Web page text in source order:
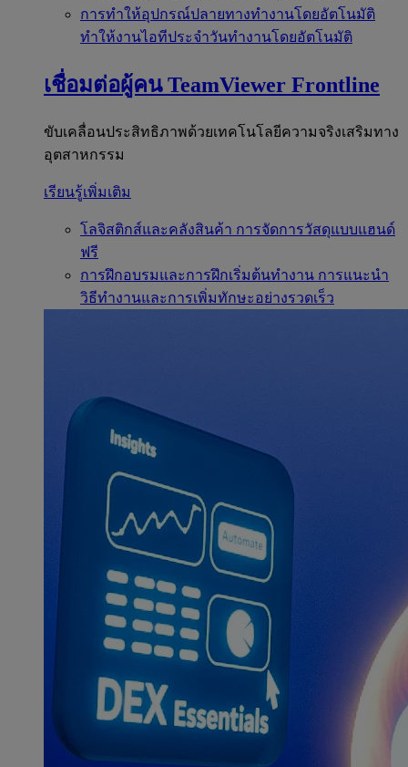
การทำให้อุปกรณ์ปลายทางทำงานโดยอัตโนมัติ
ทำให้งานไอทีประจำวันทำงานโดยอัตโนมัติ
เชื่อมต่อผู้คน TeamViewer Frontline
ขับเคลื่อนประสิทธิภาพด้วยเทคโนโลยีความจริงเสริมทาง
อุตสาหกรรม
เรียนรู้เพิ่มเติม
โลจิสติกส์และคลังสินค้า การจัดการวัสดุแบบแฮนด์
ฟรี
การฝึกอบรมและการฝึกเริ่มต้นทำงาน การแนะนำ
วิธีทำงานและการเพิ่มทักษะอย่างรวดเร็ว